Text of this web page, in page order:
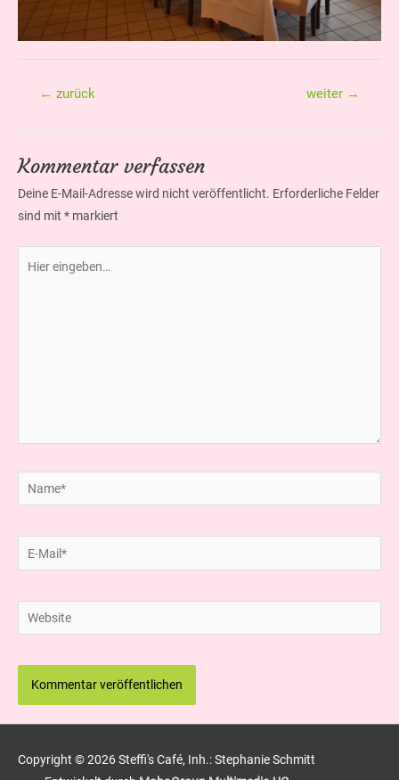
Beitragsnavigation
← zurück weiter →
Kommentar verfassen
Deine E-Mail-Adresse wird nicht veröffentlicht. Erforderliche Felder
sind mit * markiert
eingeben…
Name*
Mail*
Website
Copyright © 2026Steffi's Café, Inh.: Stephanie Schmitt